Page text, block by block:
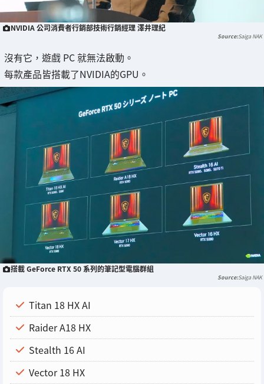
NVIDIA 公司消費者行銷部技術行銷經理 澤井理紀
Saiga NAK
沒有它，遊戲 PC 就無法啟動。
每款產品皆搭載了NVIDIA的GPU。
搭載 GeForce RTX 50 系列的筆記型電腦群組
Saiga NAK
Titan 18 HX AI
Raider A18 HX
Stealth 16 AI
Vector 18 HX